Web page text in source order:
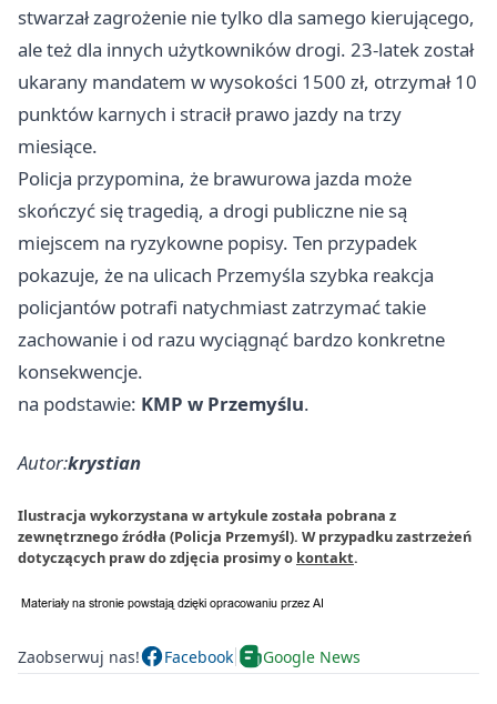
stwarzał zagrożenie nie tylko dla samego kierującego,
ale też dla innych użytkowników drogi. 23-latek został
ukarany mandatem w wysokości 1500 zł, otrzymał 10
punktów karnych i stracił prawo jazdy na trzy
miesiące.
Policja przypomina, że brawurowa jazda może
skończyć się tragedią, a drogi publiczne nie są
miejscem na ryzykowne popisy. Ten przypadek
pokazuje, że na ulicach Przemyśla szybka reakcja
policjantów potrafi natychmiast zatrzymać takie
zachowanie i od razu wyciągnąć bardzo konkretne
konsekwencje.
na podstawie: KMP w Przemyślu.
Autor:krystian
Ilustracja wykorzystana w artykule została pobrana z
zewnętrznego źródła (Policja Przemyśl). W przypadku zastrzeżeń
dotyczących praw do zdjęcia prosimy o kontakt.
Zaobserwuj nas! Facebook Google News